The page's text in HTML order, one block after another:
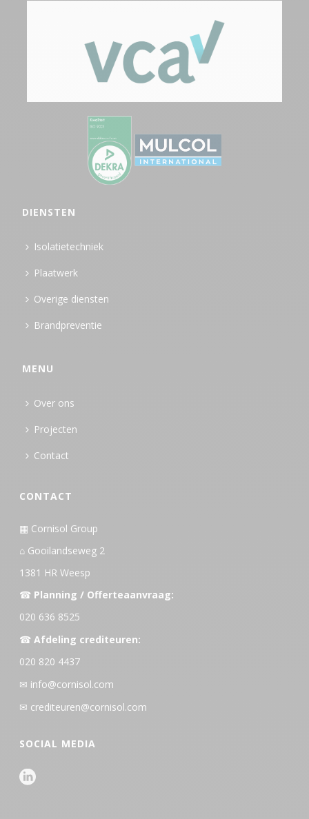
DIENSTEN
Isolatietechniek
Plaatwerk
Overige diensten
Brandpreventie
MENU
Over ons
Projecten
Contact
CONTACT
▦ Cornisol Group
⌂ Gooilandseweg 2
1381 HR Weesp
☎ Planning / Offerteaanvraag:
020 636 8525
☎Afdeling crediteuren:
020 820 4437
✉ info@cornisol.com
✉ crediteuren@cornisol.com
SOCIAL MEDIA